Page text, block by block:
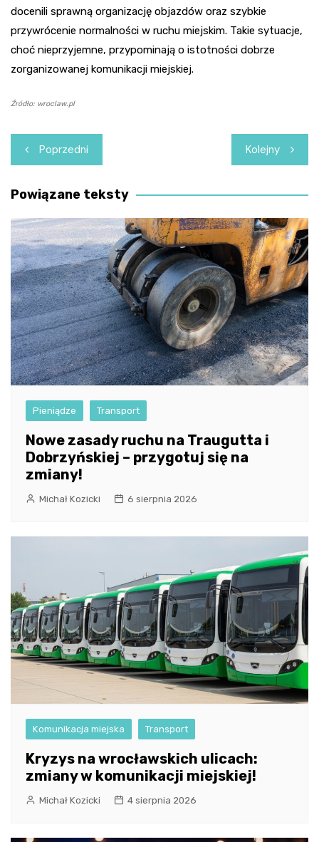
docenili sprawną organizację objazdów oraz szybkie
przywrócenie normalności w ruchu miejskim. Takie sytuacje,
choć nieprzyjemne, przypominają o istotności dobrze
zorganizowanej komunikacji miejskiej.
Źródło: wroclaw.pl
Nawigacja
wpisu
Poprzedni Kolejny
Powiązane teksty
Pieniądze Transport
Nowe zasady ruchu na Traugutta i
Dobrzyńskiej – przygotuj się na
zmiany!
Michał Kozicki 6 sierpnia 2026
Komunikacja miejska Transport
Kryzys na wrocławskich ulicach:
zmiany w komunikacji miejskiej!
Michał Kozicki 4 sierpnia 2026